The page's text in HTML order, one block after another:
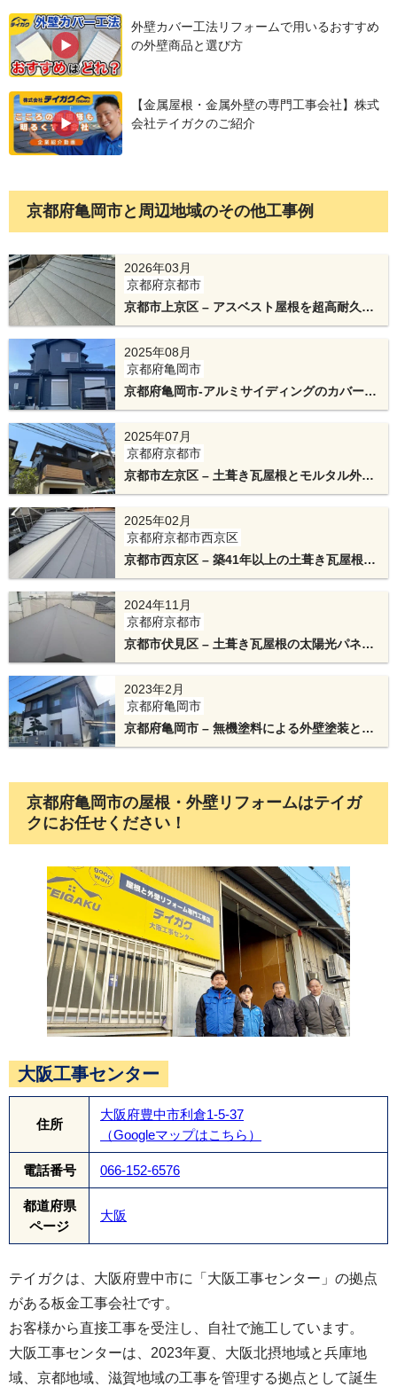
アルミサイディングは軽量でサビにくく、耐久性
に優れた高性能な金属外壁材です。
窓の周りや外壁の角には役物を取り付け、違和感
の出ないよう綺麗に仕上げます。
外壁カバー工法リフォームの完成です。耐久性の
高い、美しい外壁に生まれ変わりました。
外壁カバー工法リフォームで用いるおすすめ
の外壁商品と選び方
【金属屋根・金属外壁の専門工事会社】株式
会社テイガクのご紹介
京都府亀岡市と周辺地域のその他工事例
2026年03月
京都府京都市
京都市上京区 – アスベスト屋根を超高耐久ガ
ルバで刷新！カバー工法と雨どい交換工事
2025年08月
京都府亀岡市
京都府亀岡市-アルミサイディングのカバー工
法により綺麗く美しい仕上がり！
2025年07月
京都府京都市
京都市左京区 – 土葺き瓦屋根とモルタル外壁
をアイジー工業の屋根・外壁材でオールメタ
ルリフォーム工事
2025年02月
京都府京都市西京区
京都市西京区 – 築41年以上の土葺き瓦屋根を
葺き替え工事
2024年11月
京都府京都市
京都市伏見区 – 土葺き瓦屋根の太陽光パネル
撤去とスーパーガルテクトで葺き替え
2023年2月
京都府亀岡市
京都府亀岡市 – 無機塗料による外壁塗装とエ
スジーエル鋼板で屋根カバー工法
京都府亀岡市の屋根・外壁リフォームはテイガ
クにお任せください！
大阪工事センター
住所
大阪府豊中市利倉1-5-37
（Googleマップはこちら）
電話番号 066-152-6576
都道府県
ページ
大阪
テイガクは、大阪府豊中市に「大阪工事センター」の拠点
がある板金工事会社です。
お客様から直接工事を受注し、自社で施工しています。
大阪工事センターは、2023年夏、大阪北摂地域と兵庫地
域、京都地域、滋賀地域の工事を管理する拠点として誕生